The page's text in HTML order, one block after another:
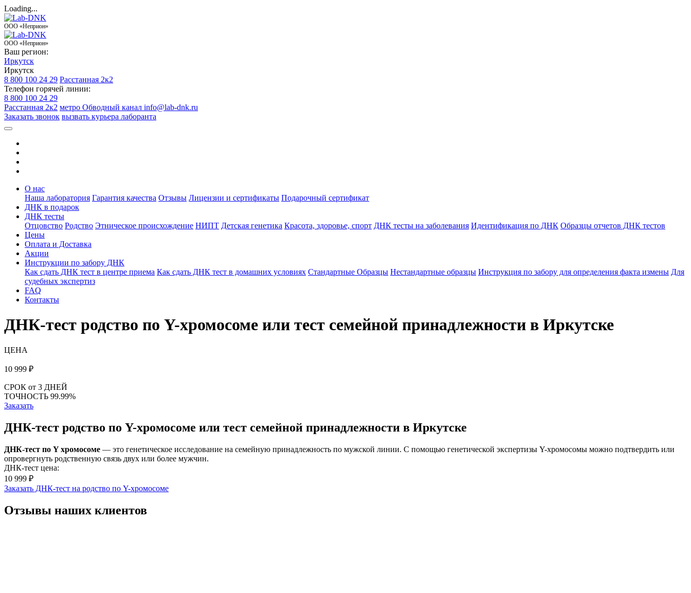
Loading...
ООО «Неприон»
ООО «Неприон»
Ваш регион:
Иркутск
Иркутск
8 800 100 24 29 Расстанная 2к2
Телефон горячей линии:
8 800 100 24 29
Расстанная 2к2 метро Обводный канал info@lab-dnk.ru
Заказать звонок вызвать курьера лаборанта
О нас
Наша лаборатория Гарантия качества Отзывы Лицензии и сертификаты Подарочный сертификат
ДНК в подарок
ДНК тесты
Отцовство Родство Этническое происхождение НИПТ Детская генетика Красота, здоровье, спорт ДНК тесты на заболевания Идентификация по ДНК Образцы отчетов ДНК тестов
Цены
Оплата и Доставка
Акции
Инструкции по забору ДНК
Как сдать ДНК тест в центре приема Как сдать ДНК тест в домашних условиях Стандартные Образцы Нестандартные образцы Инструкция по забору для определения факта измены Для
судебных экспертиз
FAQ
Контакты
ДНК-тест родство по Y-хромосоме или тест семейной принадлежности в Иркутске
ЦЕНА
10 999 ₽
СРОК от 3 ДНЕЙ
ТОЧНОСТЬ 99.99%
Заказать
ДНК-тест родство по Y-хромосоме или тест семейной принадлежности в Иркутске
ДНК-тест по Y хромосоме — это генетическое исследование на семейную принадлежность по мужской линии. С помощью генетической экспертизы Y-хромосомы можно подтвердить или
опровергнуть родственную связь двух или более мужчин.
ДНК-тест цена:
10 999 ₽
Заказать ДНК-тест на родство по Y-хромосоме
Отзывы наших клиентов